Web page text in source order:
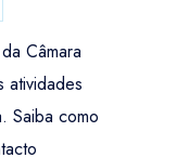
Câmara
atividades
Saiba como